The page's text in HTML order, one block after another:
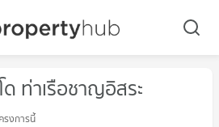
ท่าเรือชาญอิสระ
รงการนี้